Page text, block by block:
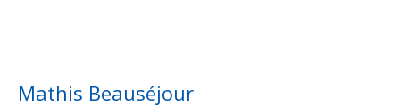
Mathis Beauséjour